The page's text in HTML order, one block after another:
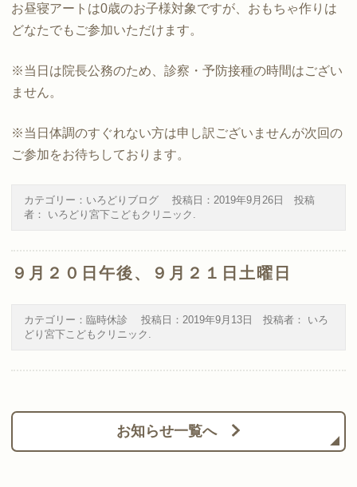
お昼寝アートは0歳のお子様対象ですが、おもちゃ作りは
どなたでもご参加いただけます。
※当日は院長公務のため、診察・予防接種の時間はござい
ません。
※当日体調のすぐれない方は申し訳ございませんが次回の
ご参加をお待ちしております。
カテゴリー： いろどりブログ 投稿日： 2019年9月26日
投稿
者： いろどり宮下こどもクリニック
９月２０日午後、９月２１日土曜日
カテゴリー： 臨時休診 投稿日： 2019年9月13日 投稿者： いろ
どり宮下こどもクリニック
お知らせ一覧へ